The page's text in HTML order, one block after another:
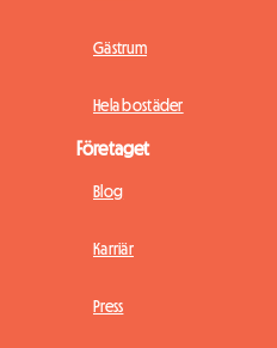
Gästrum
Hela bostäder
Företaget
Blog
Karriär
Press